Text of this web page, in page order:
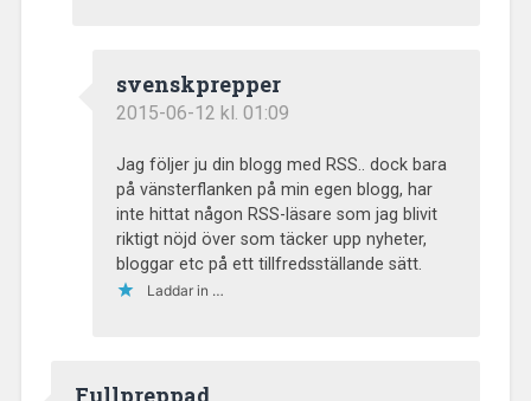
svenskprepper
2015-06-12 kl. 01:09
Jag följer ju din blogg med RSS.. dock bara
på vänsterflanken på min egen blogg, har
inte hittat någon RSS-läsare som jag blivit
riktigt nöjd över som täcker upp nyheter,
bloggar etc på ett tillfredsställande sätt.
Laddar in …
Fullpreppad